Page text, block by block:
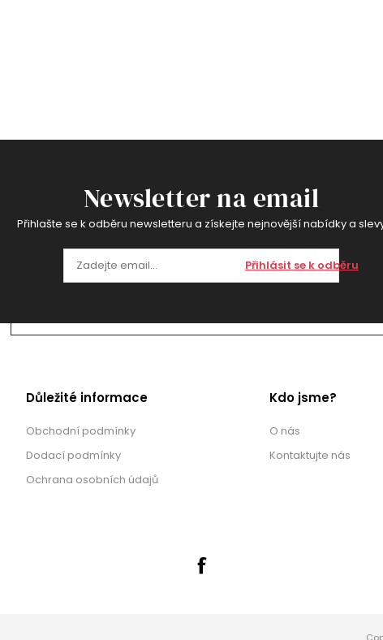
Newsletter na email
Přihlašte se k odběru newsletteru a získejte nejnovější nabídky a
Přihlásit se k odběru
Důležité informace
Obchodní podmínky
Dodací podmínky
Ochrana osobních údajů
Kdo jsme?
O nás
Kontaktujte nás